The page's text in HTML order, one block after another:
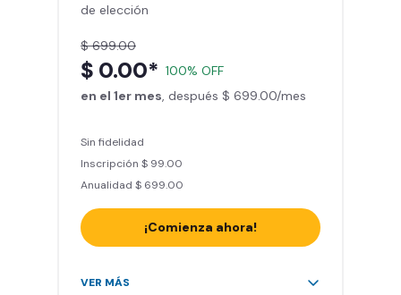
entrenamiento personalizado
Smart Fit GO (entrenamientos en
línea) en la app
Acceso a todas las áreas de peso
de elección
$ 699.00
$ 0.00* 100% OFF
en el 1er mes , después $ 699.00/mes
Sin fidelidad
Inscripción $ 99.00
Anualidad $ 699.00
¡Comienza ahora!
Acceso ilimitado a + 2.000
VER MÁS